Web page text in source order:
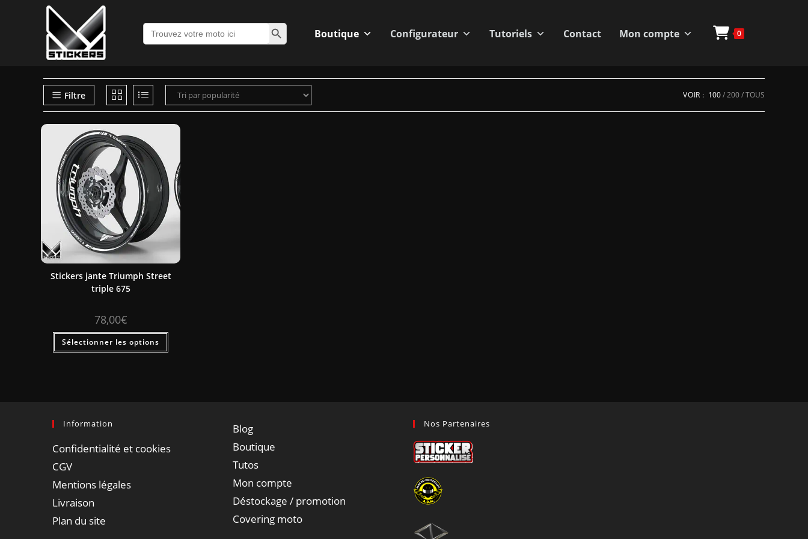
Recherche
de
:
BOUTON DE RECHERCHE
Boutique Configurateur Tutoriels Contact Mon compte 0
Filtre VOIR : 100 200 TOUS
Stickers jante Triumph Street
triple 675
78,00€
Sélectionner les options
Information
Confidentialité et cookies
CGV
Mentions légales
Livraison
Plan du site
Blog
Boutique
Tutos
Mon compte
Déstockage / promotion
Covering moto
Nos Partenaires